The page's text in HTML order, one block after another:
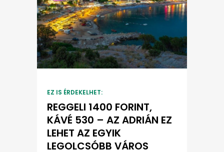
EZ IS ÉRDEKELHET:
REGGELI 1400 FORINT,
KÁVÉ 530 – AZ ADRIÁN EZ
LEHET AZ EGYIK
LEGOLCSÓBB VÁROS